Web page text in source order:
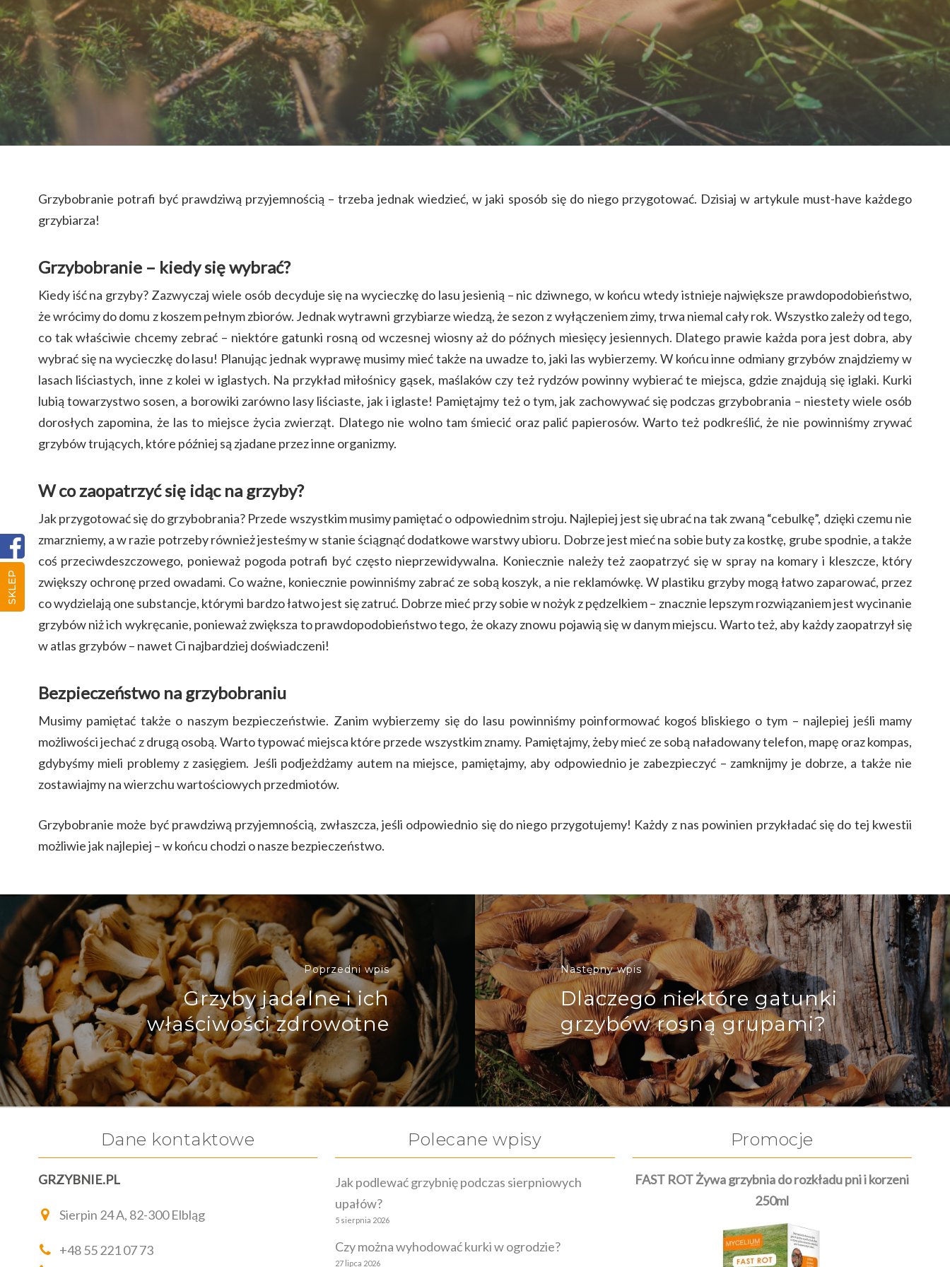
SKLEP
Hit enter to search or ESC to close
Grzybobranie potrafi być prawdziwą przyjemnością – trzeba jednak wiedzieć, w jaki sposób się do niego przygotować. Dzisiaj w artykule must-have każdego
grzybiarza!
Grzybobranie – kiedy się wybrać?
Kiedy iść na grzyby? Zazwyczaj wiele osób decyduje się na wycieczkę do lasu jesienią – nic dziwnego, w końcu wtedy istnieje największe prawdopodobieństwo,
że wrócimy do domu z koszem pełnym zbiorów. Jednak wytrawni grzybiarze wiedzą, że sezon z wyłączeniem zimy, trwa niemal cały rok. Wszystko zależy od tego,
co tak właściwie chcemy zebrać – niektóre gatunki rosną od wczesnej wiosny aż do późnych miesięcy jesiennych. Dlatego prawie każda pora jest dobra, aby
wybrać się na wycieczkę do lasu! Planując jednak wyprawę musimy mieć także na uwadze to, jaki las wybierzemy. W końcu inne odmiany grzybów znajdziemy w
lasach liściastych, inne z kolei w iglastych. Na przykład miłośnicy gąsek, maślaków czy też rydzów powinny wybierać te miejsca, gdzie znajdują się iglaki. Kurki
lubią towarzystwo sosen, a borowiki zarówno lasy liściaste, jak i iglaste! Pamiętajmy też o tym, jak zachowywać się podczas grzybobrania – niestety wiele osób
dorosłych zapomina, że las to miejsce życia zwierząt. Dlatego nie wolno tam śmiecić oraz palić papierosów. Warto też podkreślić, że nie powinniśmy zrywać
grzybów trujących, które później są zjadane przez inne organizmy.
W co zaopatrzyć się idąc na grzyby?
Jak przygotować się do grzybobrania? Przede wszystkim musimy pamiętać o odpowiednim stroju. Najlepiej jest się ubrać na tak zwaną “cebulkę”, dzięki czemu nie
zmarzniemy, a w razie potrzeby również jesteśmy w stanie ściągnąć dodatkowe warstwy ubioru. Dobrze jest mieć na sobie buty za kostkę, grube spodnie, a także
coś przeciwdeszczowego, ponieważ pogoda potrafi być często nieprzewidywalna. Koniecznie należy też zaopatrzyć się w spray na komary i kleszcze, który
zwiększy ochronę przed owadami. Co ważne, koniecznie powinniśmy zabrać ze sobą koszyk, a nie reklamówkę. W plastiku grzyby mogą łatwo zaparować, przez
co wydzielają one substancje, którymi bardzo łatwo jest się zatruć. Dobrze mieć przy sobie w nożyk z pędzelkiem – znacznie lepszym rozwiązaniem jest wycinanie
grzybów niż ich wykręcanie, ponieważ zwiększa to prawdopodobieństwo tego, że okazy znowu pojawią się w danym miejscu. Warto też, aby każdy zaopatrzył się
w atlas grzybów – nawet Ci najbardziej doświadczeni!
Bezpieczeństwo na grzybobraniu
Musimy pamiętać także o naszym bezpieczeństwie. Zanim wybierzemy się do lasu powinniśmy poinformować kogoś bliskiego o tym – najlepiej jeśli mamy
możliwości jechać z drugą osobą. Warto typować miejsca które przede wszystkim znamy. Pamiętajmy, żeby mieć ze sobą naładowany telefon, mapę oraz kompas,
gdybyśmy mieli problemy z zasięgiem. Jeśli podjeżdżamy autem na miejsce, pamiętajmy, aby odpowiednio je zabezpieczyć – zamknijmy je dobrze, a także nie
zostawiajmy na wierzchu wartościowych przedmiotów.
Grzybobranie może być prawdziwą przyjemnością, zwłaszcza, jeśli odpowiednio się do niego przygotujemy! Każdy z nas powinien przykładać się do tej kwestii
możliwie jak najlepiej – w końcu chodzi o nasze bezpieczeństwo.
Poprzedni wpis
Grzyby jadalne i ich
właściwości zdrowotne
Następny wpis
Dlaczego niektóre gatunki
grzybów rosną grupami?
Dane kontaktowe
GRZYBNIE.PL
Sierpin 24 A, 82-300 Elbląg
+48 55 221 07 73
Polecane wpisy
Jak podlewać grzybnię podczas sierpniowych
upałów?
5 sierpnia 2026
Czy można wyhodować kurki w ogrodzie?
27 lipca 2026
Promocje
FAST ROT Żywa grzybnia do rozkładu pni i korzeni
250ml